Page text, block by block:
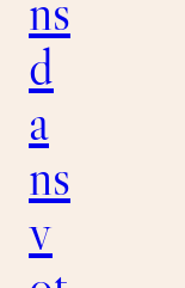
d
a
ns
v